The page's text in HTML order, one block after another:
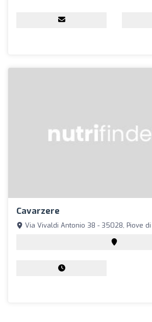
Cavarzere
Via Vivaldi Antonio 38 - 35028, Piove di